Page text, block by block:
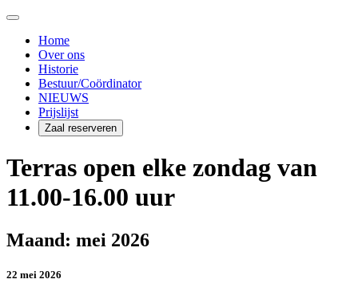
Home
Over ons
Historie
Bestuur/Coördinator
NIEUWS
Prijslijst
Zaal reserveren
Terras open elke zondag van
11.00-16.00 uur
Maand: mei 2026
22 mei 2026